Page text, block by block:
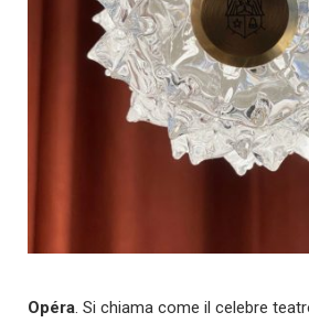
Opéra. Si chiama come il celebre